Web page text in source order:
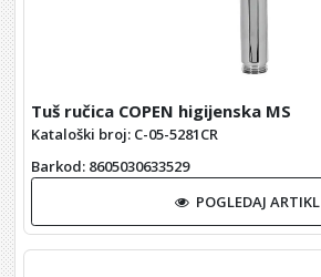
Tuš ručica COPEN higijenska MS
Kataloški broj: C-05-5281CR
Barkod: 8605030633529
POGLEDAJ ARTIKL